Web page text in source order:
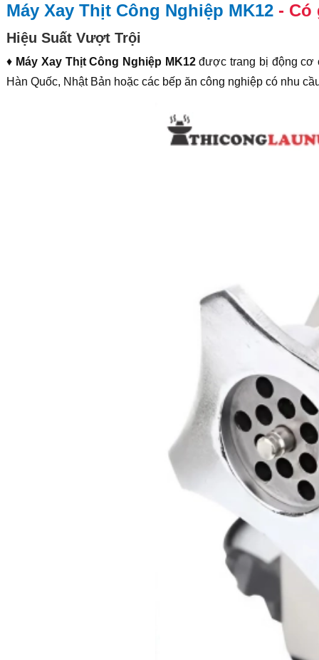
Máy Xay Thịt Công Nghiệp MK12- Có
Hiệu Suất Vượt Trội
♦ Máy Xay Thịt Công Nghiệp MK12được trang bị động cơ
Hàn Quốc, Nhật Bản hoặc các bếp ăn công nghiệp có nhu